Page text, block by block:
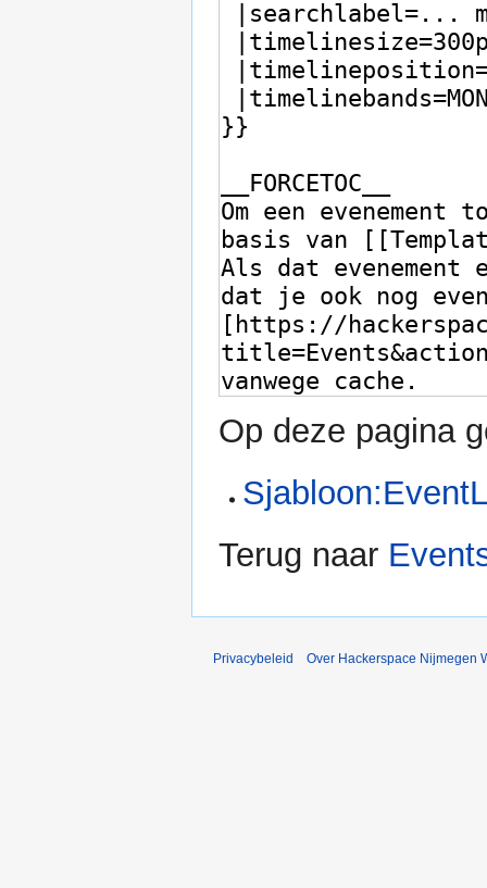
Op deze pagina
Terug naar
Privacybeleid Over Hackerspace Nijmegen